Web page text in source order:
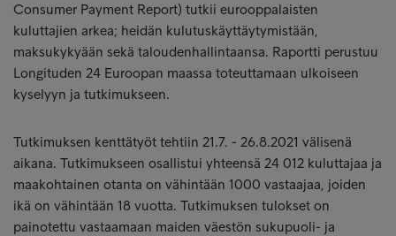
Consumer Payment Report) tutkii eurooppalaisten
kuluttajien arkea; heidän kulutuskäyttäytymistään,
maksukykyään sekä taloudenhallintaansa. Raportti perustuu
Longituden 24 Euroopan maassa toteuttamaan ulkoiseen
kyselyyn ja tutkimukseen.
Tutkimuksen kenttätyöt tehtiin 21.7. - 26.8.2021 välisenä
aikana. Tutkimukseen osallistui yhteensä 24 012 kuluttajaa ja
maakohtainen otanta on vähintään 1000 vastaajaa, joiden
ikä on vähintään 18 vuotta. Tutkimuksen tulokset on
painotettu vastaamaan maiden väestön sukupuoli- ja